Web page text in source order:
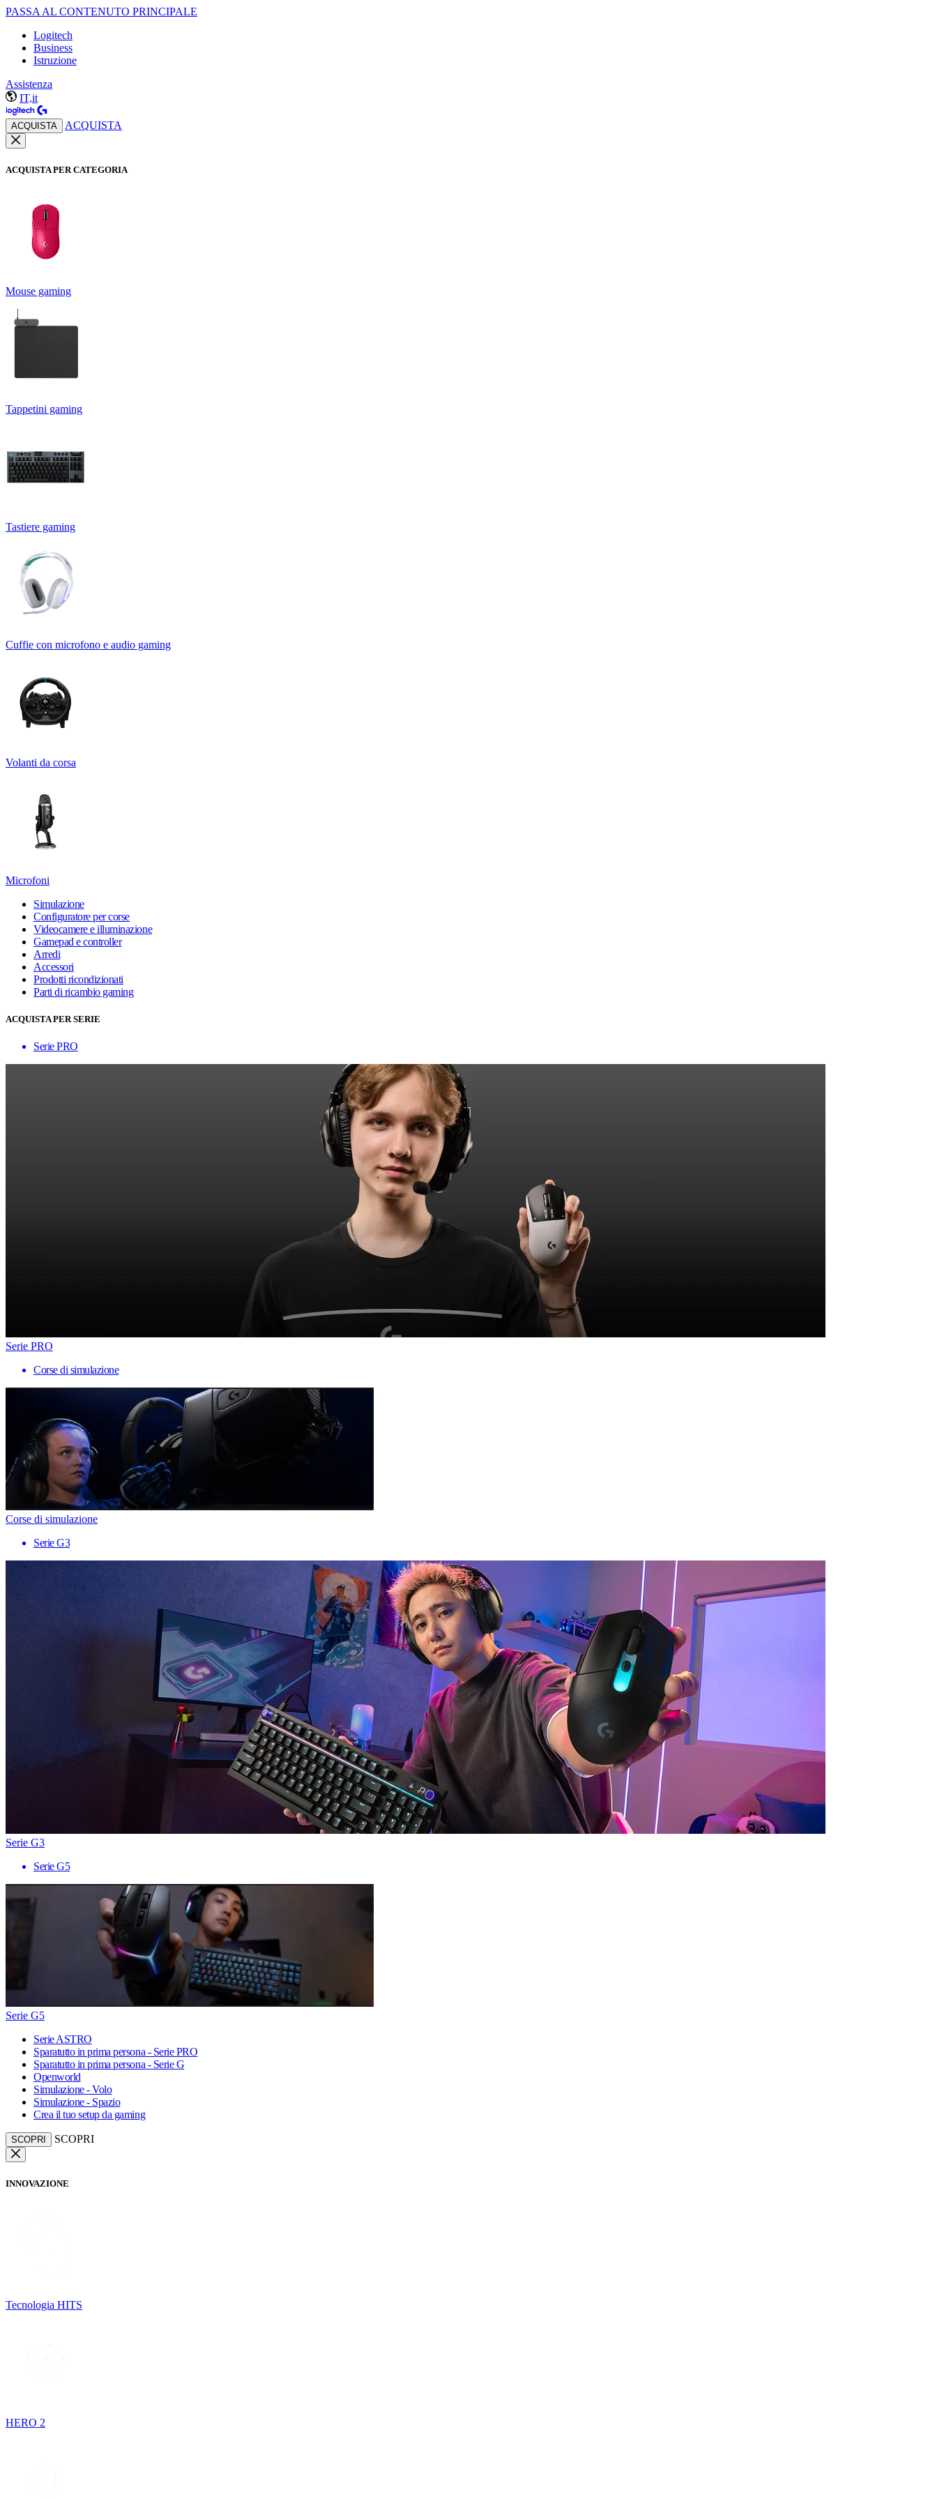
PASSA AL CONTENUTO PRINCIPALE
Logitech
Business
Istruzione
Assistenza
IT,it
ACQUISTA ACQUISTA
ACQUISTA PER CATEGORIA
Mouse gaming
Tappetini gaming
Tastiere gaming
Cuffie con microfono e audio gaming
Volanti da corsa
Microfoni
Simulazione
Configuratore per corse
Videocamere e illuminazione
Gamepad e controller
Arredi
Accessori
Prodotti ricondizionati
Parti di ricambio gaming
ACQUISTA PER SERIE
Serie PRO
Serie PRO
Corse di simulazione
Corse di simulazione
Serie G3
Serie G3
Serie G5
Serie G5
Serie ASTRO
Sparatutto in prima persona - Serie PRO
Sparatutto in prima persona - Serie G
Openworld
Simulazione - Volo
Simulazione - Spazio
Crea il tuo setup da gaming
SCOPRI SCOPRI
INNOVAZIONE
Tecnologia HITS
HERO 2